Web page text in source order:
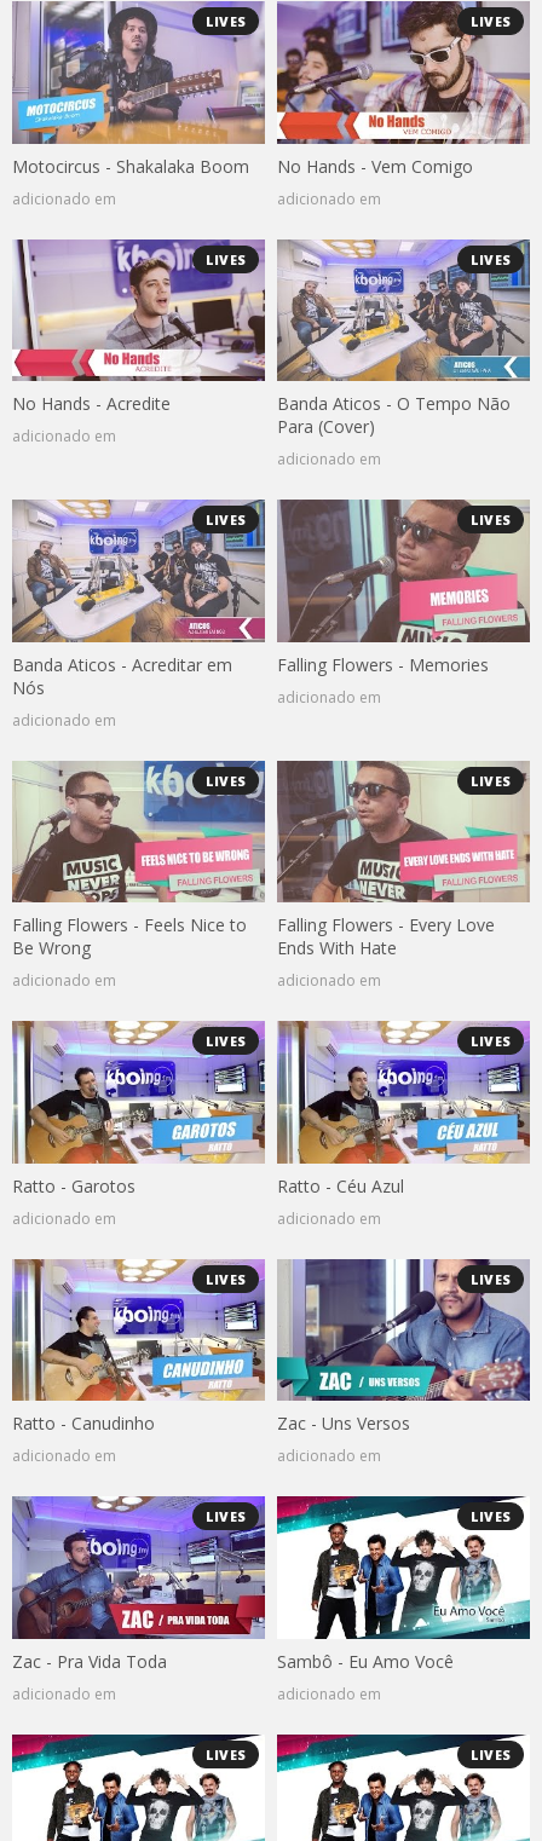
LIVES
Motocircus - Shakalaka Boom
adicionado em
LIVES
No Hands - Vem Comigo
adicionado em
LIVES
No Hands - Acredite
adicionado em
LIVES
Banda Aticos - O Tempo Não
Para (Cover)
adicionado em
LIVES
Banda Aticos - Acreditar em
Nós
adicionado em
LIVES
Falling Flowers - Memories
adicionado em
LIVES
Falling Flowers - Feels Nice to
Be Wrong
adicionado em
LIVES
Falling Flowers - Every Love
Ends With Hate
adicionado em
LIVES
Ratto - Garotos
adicionado em
LIVES
Ratto - Céu Azul
adicionado em
LIVES
Ratto - Canudinho
adicionado em
LIVES
Zac - Uns Versos
adicionado em
LIVES
Zac - Pra Vida Toda
adicionado em
LIVES
Sambô - Eu Amo Você
adicionado em
LIVES LIVES